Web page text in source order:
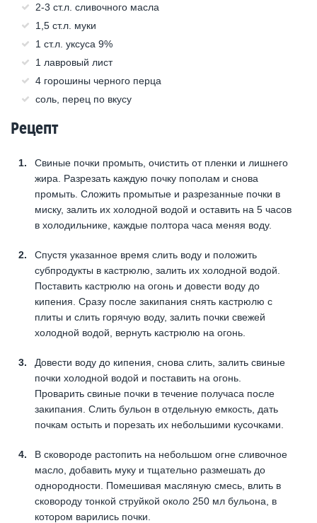
2-3 ст.л. сливочного масла
1,5 ст.л. муки
1 ст.л. уксуса 9%
1 лавровый лист
4 горошины черного перца
соль, перец по вкусу
Рецепт
Свиные почки промыть, очистить от пленки и лишнего
жира. Разрезать каждую почку пополам и снова
промыть. Сложить промытые и разрезанные почки в
миску, залить их холодной водой и оставить на 5 часов
в холодильнике, каждые полтора часа меняя воду.
Спустя указанное время слить воду и положить
субпродукты в кастрюлю, залить их холодной водой.
Поставить кастрюлю на огонь и довести воду до
кипения. Сразу после закипания снять кастрюлю с
плиты и слить горячую воду, залить почки свежей
холодной водой, вернуть кастрюлю на огонь.
Довести воду до кипения, снова слить, залить свиные
почки холодной водой и поставить на огонь.
Проварить свиные почки в течение получаса после
закипания. Слить бульон в отдельную емкость, дать
почкам остыть и порезать их небольшими кусочками.
В сковороде растопить на небольшом огне сливочное
масло, добавить муку и тщательно размешать до
однородности. Помешивая масляную смесь, влить в
сковороду тонкой струйкой около 250 мл бульона, в
котором варились почки.